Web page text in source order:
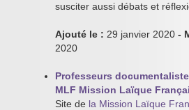
susciter aussi débats et
Ajouté le : 29 janvier 2020 -
2020
Professeurs
MLF Mission Laïque
Site de la Mission Laïque